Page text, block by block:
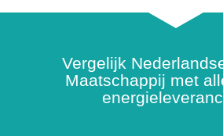
Vergelijk
Maatschappij met